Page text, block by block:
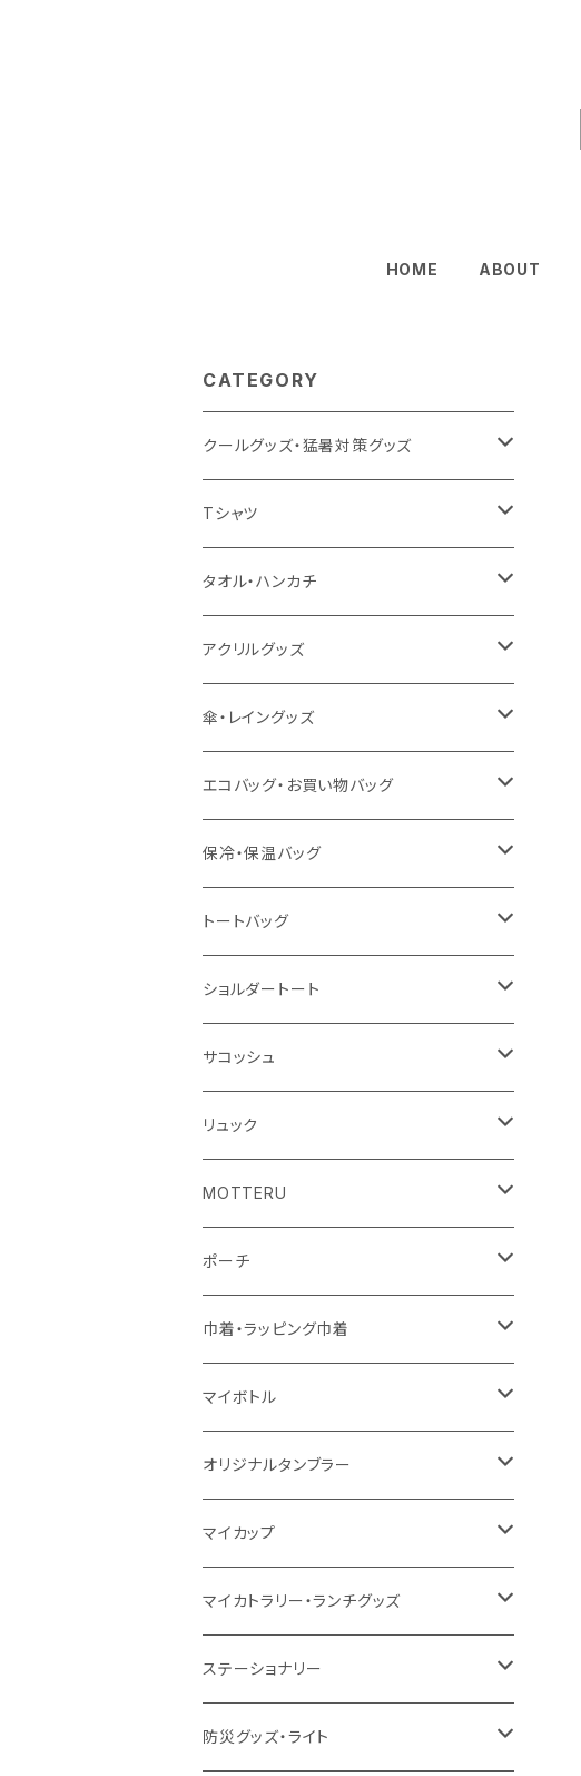
HOME ABOUT
CATEGORY
クールグッズ・猛暑対策グッズ
扇風機
うちわ
猛暑グッズ
冷感グッズ
Tシャツ
カスタムプリントTシャツ（国内プリント）
イージーオーダーTシャツ（海外生産）
タオル・ハンカチ
名入れタオル
今治タオル
泉州おくばりタオル
冷感タオル
ハンカチ
アクリルグッズ
キーホルダー
スタンド
バッジ
ライティングスタンド
アクリル雑貨
傘・レイングッズ
傘
ポンチョ
エコバッグ・お買い物バッグ
ポリエステル
フェアトレードコットン
ジュートコットン
キャンパス
不織布
コットン
保冷・保温バッグ
キャンパス
デニム
ポリエステル
不織布
トートバッグ
オーガニックコットン
シーチング
10oz
フェアトレードコットン
コットンリネン
ジュートコットン
再生ファブリック
コットン
5oz
シーチング
キャンパス
8oz
10oz
デニム・デニムライク
ポリエステル
再生不織布
不織布
保冷
ショルダートート
オーガニックコットン
コットンリネン
再生ファブリック
5oz
10oz
コットン
シーチング
キャンパス
10oz
12oz
デニム
ポリエステル
不織布
保冷
サコッシュ
オーガニックコットン
フェアトレードコットン
ジュートコットン
再生ファブリック
5oz
コットン
5oz
キャンパス
ポリエステル
不織布
リュック
コットン
5oz
デニム
ポリエステル
不織布
スウェット
MOTTERU
お買い物バッグ
ボトル
タンブラー
ランチグッズ
ハンカチ
傘
ポーチ
オーガニックコットン
フェアトレードコットン
再生ファブリック
キャンパス
デニム・デニムライク
ポリエステル
不織布
巾着・ラッピング巾着
コットン
オーガニックコットン
再生ファブリック
フェアトレードコットン
デニム・デニムライク
ポリエステル
マイボトル
ステンレスサーモ
ステンレス
アルミ
クリアボトル
カスタムデザインボトル
オリジナルタンブラー
サーモタンブラー
ステンレス2層タンブラー
プラスチック2層タンブラー
アルミタンブラー
マイカップ
サーモ
ステンレス
バンブー
マイカトラリー・ランチグッズ
カトラリー
フードポット
ステーショナリー
単色ボールペン
防災グッズ・ライト